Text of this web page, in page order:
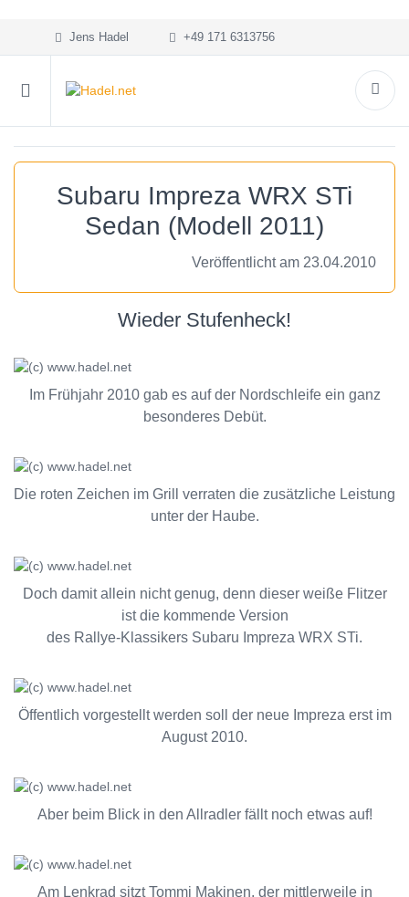
Jens Hadel +49 171 6313756
Subaru Impreza WRX STi
Sedan (Modell 2011)
Veröffentlicht am 23.04.2010
Wieder Stufenheck!
Im Frühjahr 2010 gab es auf der Nordschleife ein ganz
besonderes Debüt.
Die roten Zeichen im Grill verraten die zusätzliche Leistung
unter der Haube.
Doch damit allein nicht genug, denn dieser weiße Flitzer
ist die kommende Version
des Rallye-Klassikers Subaru Impreza WRX STi.
Öffentlich vorgestellt werden soll der neue Impreza erst im
August 2010.
Aber beim Blick in den Allradler fällt noch etwas auf!
Am Lenkrad sitzt Tommi Makinen, der mittlerweile in